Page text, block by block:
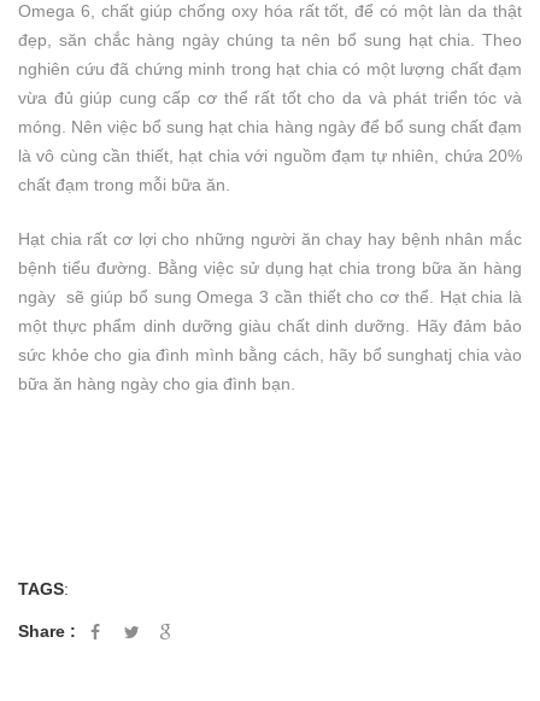
Omega 6, chất giúp chống oxy hóa rất tốt, để có một làn da thật
đẹp, săn chắc hàng ngày chúng ta nên bổ sung hạt chia. Theo
nghiên cứu đã chứng minh trong hạt chia có một lượng chất đạm
vừa đủ giúp cung cấp cơ thể rất tốt cho da và phát triển tóc và
móng. Nên việc bổ sung hạt chia hàng ngày để bổ sung chất đạm
là vô cùng cần thiết, hạt chia với nguồm đạm tự nhiên, chứa 20%
chất đạm trong mỗi bữa ăn.
Hạt chia rất cơ lợi cho những người ăn chay hay bệnh nhân mắc
bệnh tiểu đường. Bằng việc sử dụng hạt chia trong bữa ăn hàng
ngày sẽ giúp bổ sung Omega 3 cần thiết cho cơ thể. Hạt chia là
một thực phẩm dinh dưỡng giàu chất dinh dưỡng. Hãy đảm bảo
sức khỏe cho gia đình mình bằng cách, hãy bổ sunghatj chia vào
bữa ăn hàng ngày cho gia đình bạn.
TAGS:
Share :